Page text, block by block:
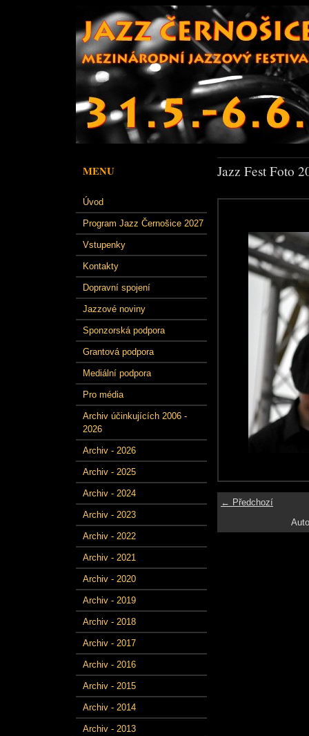
MENU
Úvod
Program Jazz Černošice 2027
Vstupenky
Kontakty
Dopravní spojení
Jazzové noviny
Sponzorská podpora
Grantová podpora
Mediální podpora
Pro média
Archiv účinkujících 2006 -
2026
Archiv - 2026
Archiv - 2025
Archiv - 2024
Archiv - 2023
Archiv - 2022
Archiv - 2021
Archiv - 2020
Archiv - 2019
Archiv - 2018
Archiv - 2017
Archiv - 2016
Archiv - 2015
Archiv - 2014
Archiv - 2013
Jazz Fest Foto
← Předchozí